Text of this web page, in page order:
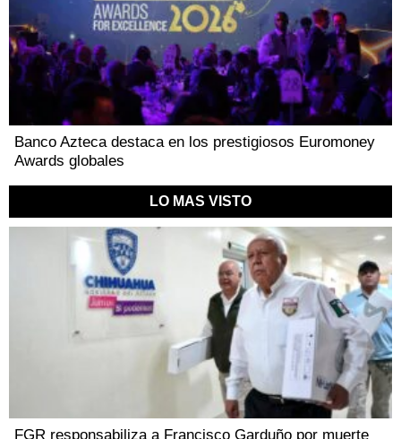
Banco Azteca destaca en los prestigiosos Euromoney
Awards globales
LO MAS VISTO
FGR responsabiliza a Francisco Garduño por muerte